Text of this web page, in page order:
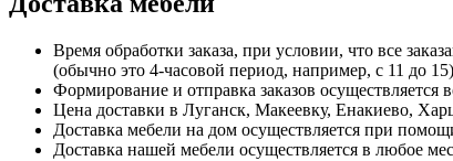
Время обработки заказа, при условии, что все
(обычно это 4-часовой период, например, с 11 до
Формирование и отправка заказов осуществляется
Цена доставки в Луганск, Макеевку, Енакиево,
Доставка мебели на дом осуществляется при
Доставка нашей мебели осуществляется в любое